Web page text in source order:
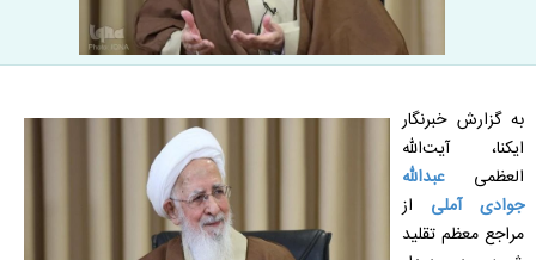
به گزارش خبرنگار
ایکنا، آیت‌الله
العظمی عبدالله
جوادی آملی
از
مراجع معظم تقلید